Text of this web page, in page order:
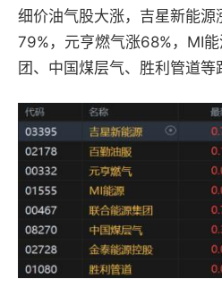
细价油气股大涨，吉星新能
79%，元亨燃气涨68%，MI
团、中国煤层气、胜利管道等